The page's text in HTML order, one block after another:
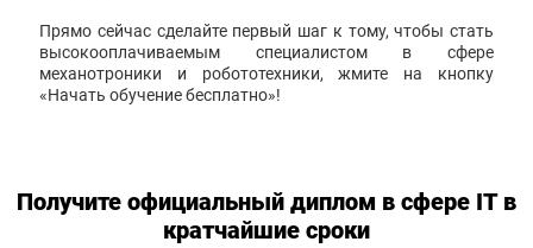
Прямо сейчас сделайте первый шаг к тому, чтобы стать
высокооплачиваемым специалистом в сфере
механотроники и робототехники, жмите на кнопку
«Начать обучение бесплатно»!
Получите официальный диплом в сфере IT в
кратчайшие сроки